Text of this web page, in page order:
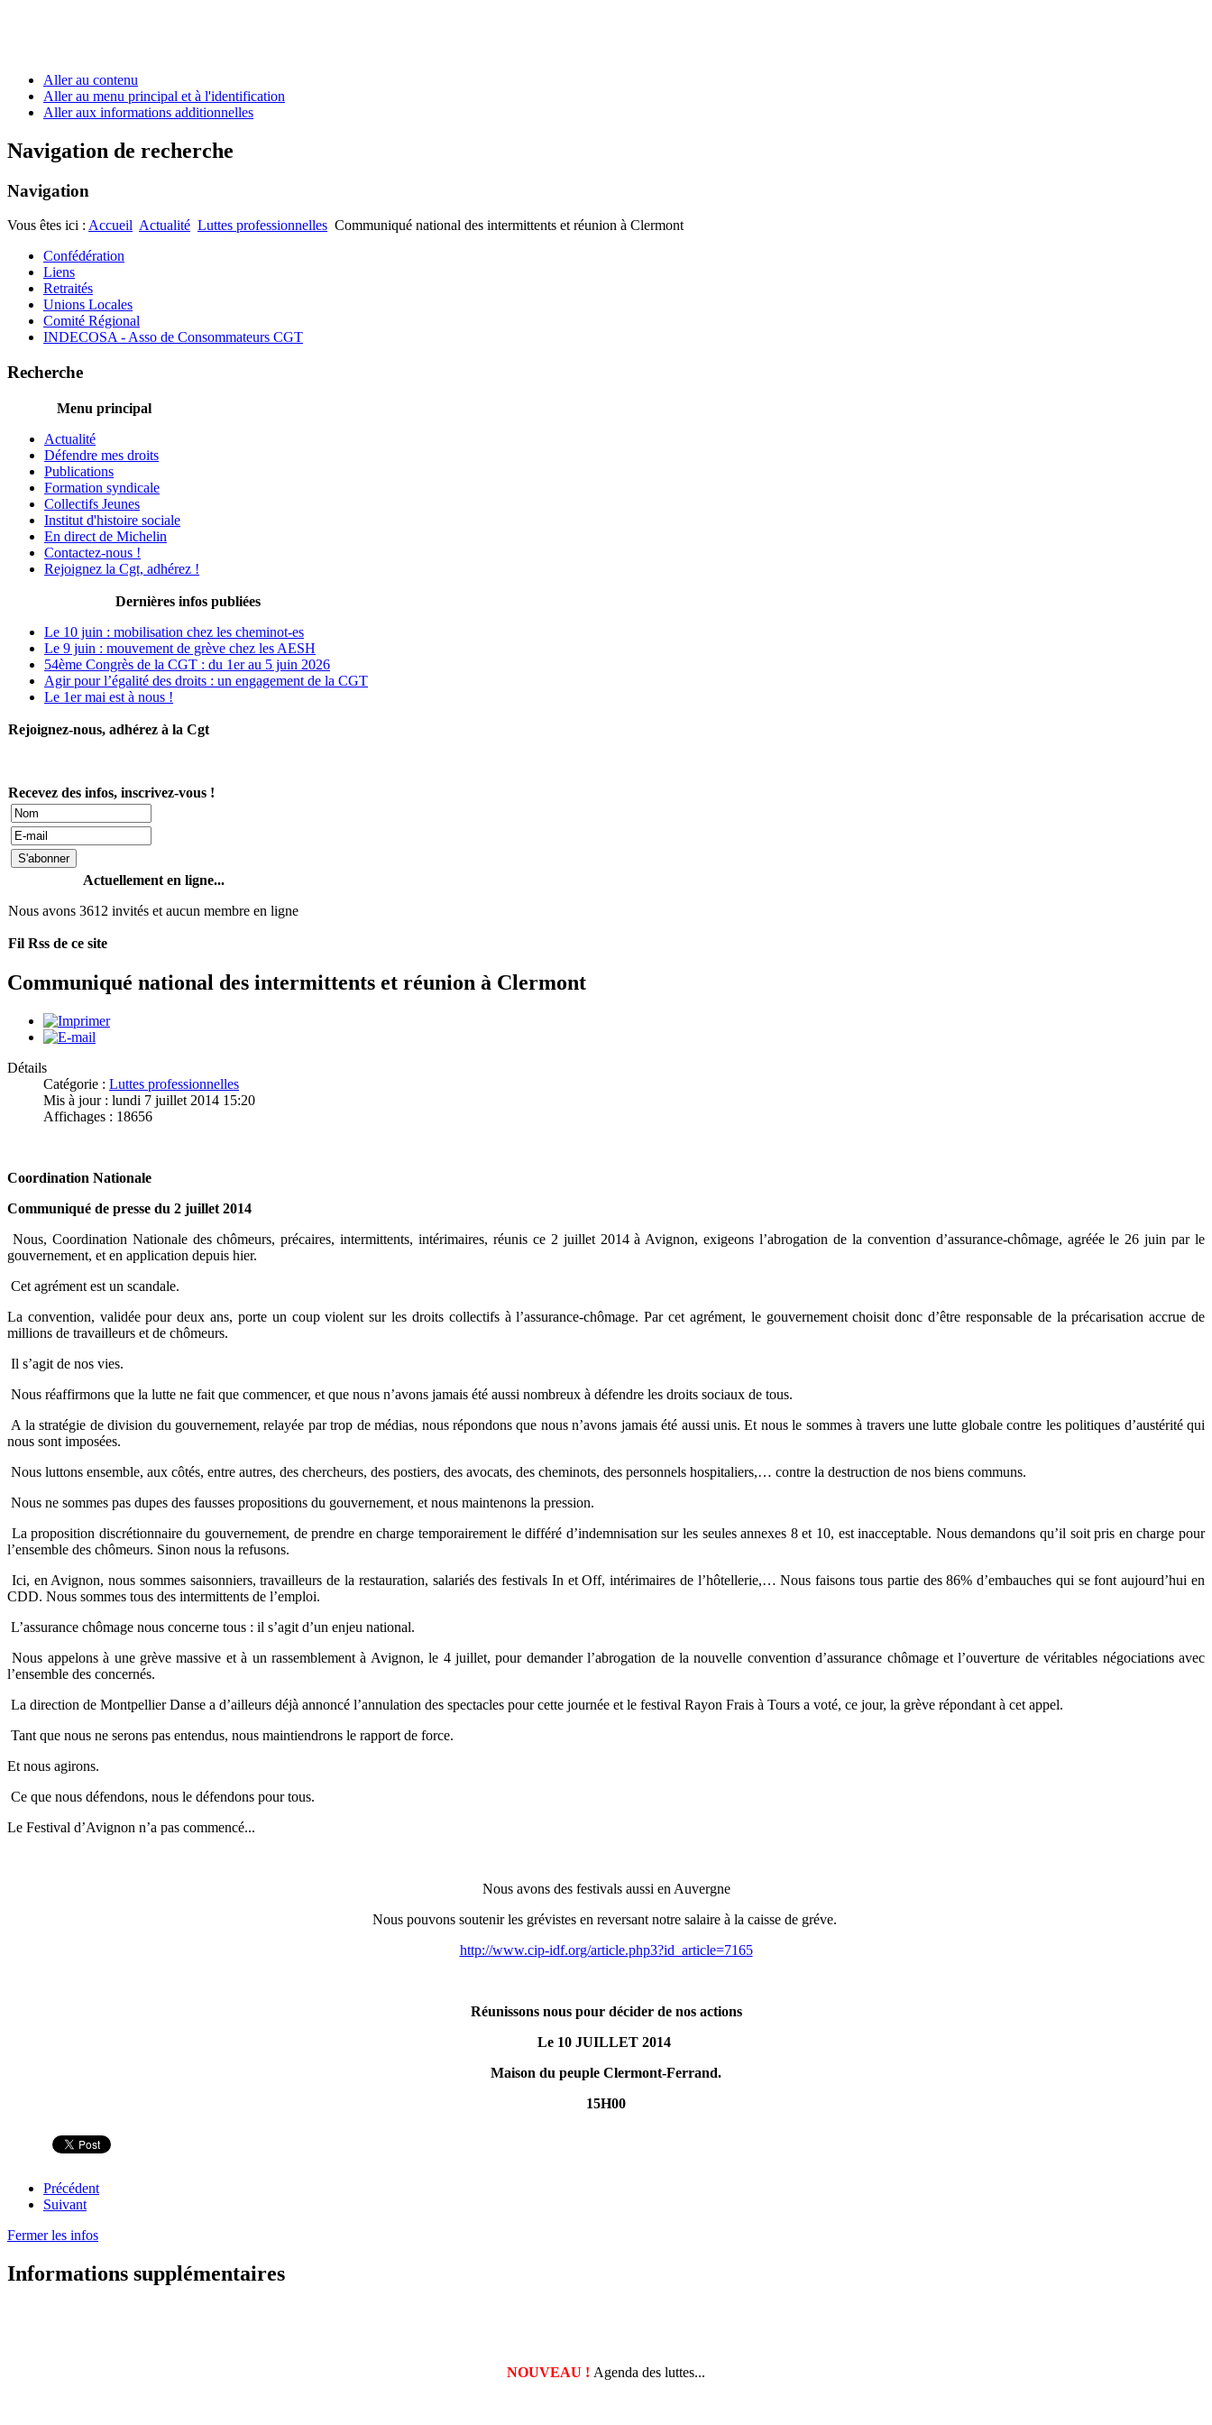
Aller au contenu
Aller au menu principal et à l'identification
Aller aux informations additionnelles
Navigation de recherche
Navigation
Vous êtes ici : Accueil Actualité Luttes professionnelles Communiqué national des intermittents et réunion à Clermont
Confédération
Liens
Retraités
Unions Locales
Comité Régional
INDECOSA - Asso de Consommateurs CGT
Recherche
Menu principal
Actualité
Défendre mes droits
Publications
Formation syndicale
Collectifs Jeunes
Institut d'histoire sociale
En direct de Michelin
Contactez-nous !
Rejoignez la Cgt, adhérez !
Dernières infos publiées
Le 10 juin : mobilisation chez les cheminot-es
Le 9 juin : mouvement de grève chez les AESH
54ème Congrès de la CGT : du 1er au 5 juin 2026
Agir pour l’égalité des droits : un engagement de la CGT
Le 1er mai est à nous !
Rejoignez-nous, adhérez à la Cgt
Recevez des infos, inscrivez-vous !
Actuellement en ligne...
Nous avons 3612 invités et aucun membre en ligne
Fil Rss de ce site
Communiqué national des intermittents et réunion à Clermont
Détails
Catégorie : Luttes professionnelles
Mis à jour : lundi 7 juillet 2014 15:20
Affichages : 18656
Coordination Nationale
Communiqué de presse du 2 juillet 2014
Nous, Coordination Nationale des chômeurs, précaires, intermittents, intérimaires, réunis ce 2 juillet 2014 à Avignon, exigeons l’abrogation de la convention d’assurance-chômage, agréée le 26 juin par le
gouvernement, et en application depuis hier.
Cet agrément est un scandale.
La convention, validée pour deux ans, porte un coup violent sur les droits collectifs à l’assurance-chômage. Par cet agrément, le gouvernement choisit donc d’être responsable de la précarisation accrue de
millions de travailleurs et de chômeurs.
Il s’agit de nos vies.
Nous réaffirmons que la lutte ne fait que commencer, et que nous n’avons jamais été aussi nombreux à défendre les droits sociaux de tous.
A la stratégie de division du gouvernement, relayée par trop de médias, nous répondons que nous n’avons jamais été aussi unis. Et nous le sommes à travers une lutte globale contre les politiques d’austérité qui
nous sont imposées.
Nous luttons ensemble, aux côtés, entre autres, des chercheurs, des postiers, des avocats, des cheminots, des personnels hospitaliers,… contre la destruction de nos biens communs.
Nous ne sommes pas dupes des fausses propositions du gouvernement, et nous maintenons la pression.
La proposition discrétionnaire du gouvernement, de prendre en charge temporairement le différé d’indemnisation sur les seules annexes 8 et 10, est inacceptable. Nous demandons qu’il soit pris en charge pour
l’ensemble des chômeurs. Sinon nous la refusons.
Ici, en Avignon, nous sommes saisonniers, travailleurs de la restauration, salariés des festivals In et Off, intérimaires de l’hôtellerie,… Nous faisons tous partie des 86% d’embauches qui se font aujourd’hui en
CDD. Nous sommes tous des intermittents de l’emploi.
L’assurance chômage nous concerne tous : il s’agit d’un enjeu national.
Nous appelons à une grève massive et à un rassemblement à Avignon, le 4 juillet, pour demander l’abrogation de la nouvelle convention d’assurance chômage et l’ouverture de véritables négociations avec
l’ensemble des concernés.
La direction de Montpellier Danse a d’ailleurs déjà annoncé l’annulation des spectacles pour cette journée et le festival Rayon Frais à Tours a voté, ce jour, la grève répondant à cet appel.
Tant que nous ne serons pas entendus, nous maintiendrons le rapport de force.
Et nous agirons.
Ce que nous défendons, nous le défendons pour tous.
Le Festival d’Avignon n’a pas commencé...
Nous avons des festivals aussi en Auvergne
Nous pouvons soutenir les grévistes en reversant notre salaire à la caisse de gréve.
http://www.cip-idf.org/article.php3?id_article=7165
Réunissons nous pour décider de nos actions
Le 10 JUILLET 2014
Maison du peuple Clermont-Ferrand.
15H00
Précédent
Suivant
Fermer les infos
Informations supplémentaires
NOUVEAU ! Agenda des luttes...